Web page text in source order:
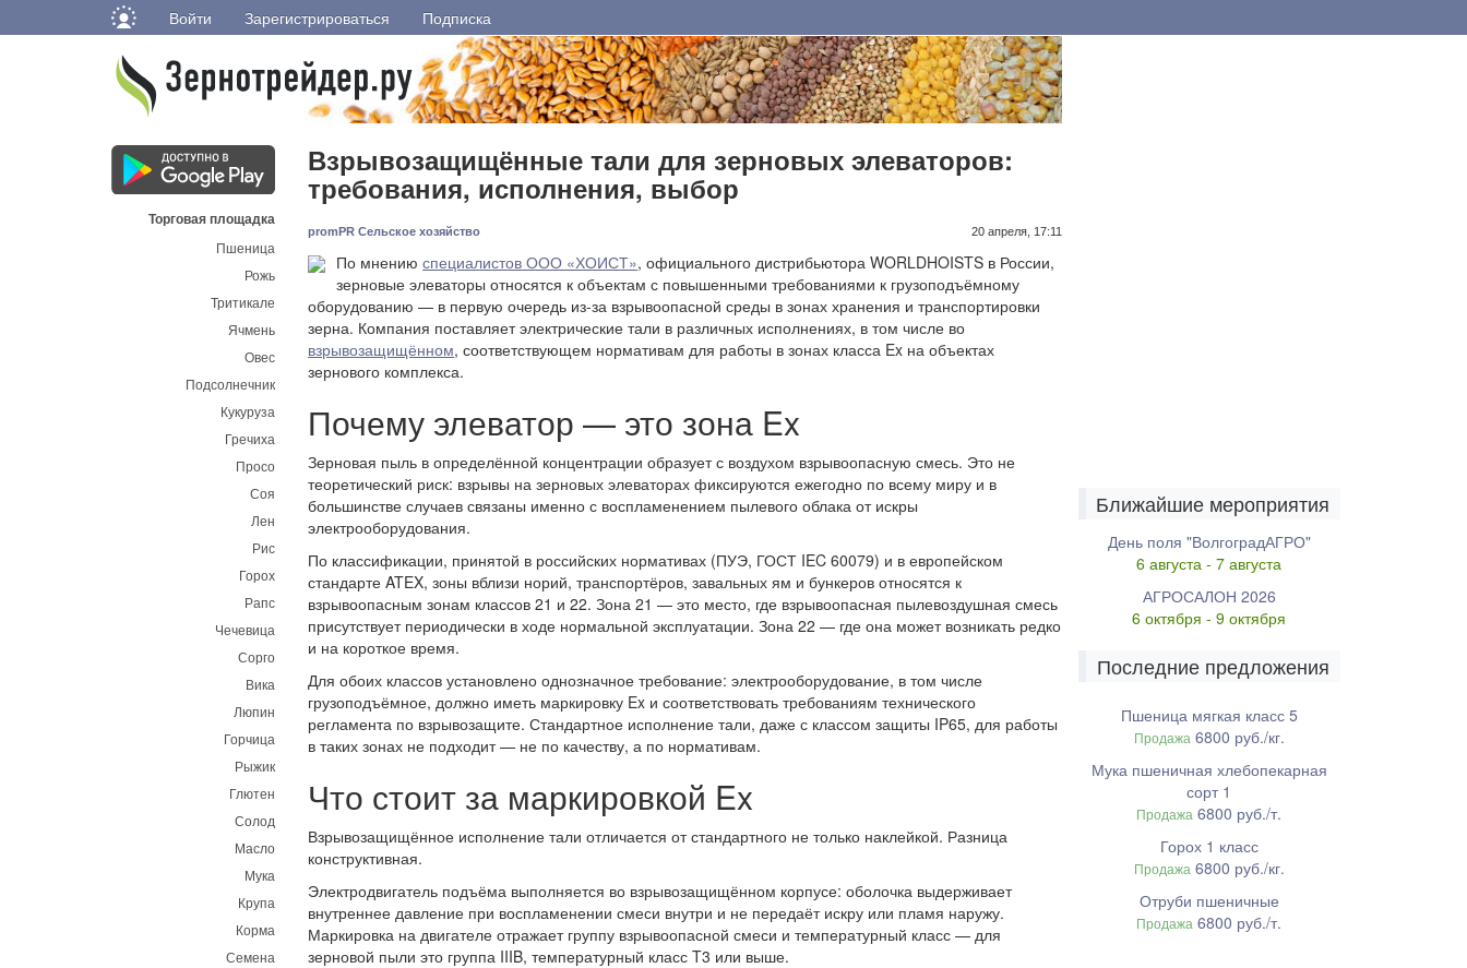
Войти Зарегистрироваться Подписка
Торговая площадка
Пшеница
Рожь
Тритикале
Ячмень
Овес
Подсолнечник
Кукуруза
Гречиха
Просо
Соя
Лен
Рис
Горох
Рапс
Чечевица
Сорго
Вика
Люпин
Горчица
Рыжик
Глютен
Солод
Масло
Мука
Крупа
Корма
Семена
Взрывозащищённые тали для зерновых элеваторов:
требования, исполнения, выбор
promPR Сельское хозяйство 20 апреля, 17:11
По мнениюспециалистов ООО «ХОИСТ», официального дистрибьютора WORLDHOISTS в России,
зерновые элеваторы относятся к объектам с повышенными требованиями к грузоподъёмному
оборудованию — в первую очередь из-за взрывоопасной среды в зонах хранения и транспортировки
зерна. Компания поставляет электрические тали в различных исполнениях, в том числе во
взрывозащищённом, соответствующем нормативам для работы в зонах класса Ex на объектах
зернового комплекса.
Почему элеватор — это зона Ex
Зерновая пыль в определённой концентрации образует с воздухом взрывоопасную смесь. Это не
теоретический риск: взрывы на зерновых элеваторах фиксируются ежегодно по всему миру и в
большинстве случаев связаны именно с воспламенением пылевого облака от искры
электрооборудования.
По классификации, принятой в российских нормативах (ПУЭ, ГОСТ IEC 60079) и в европейском
стандарте ATEX, зоны вблизи норий, транспортёров, завальных ям и бункеров относятся к
взрывоопасным зонам классов 21 и 22. Зона 21 — это место, где взрывоопасная пылевоздушная смесь
присутствует периодически в ходе нормальной эксплуатации. Зона 22 — где она может возникать редко
и на короткое время.
Для обоих классов установлено однозначное требование: электрооборудование, в том числе
грузоподъёмное, должно иметь маркировку Ex и соответствовать требованиям технического
регламента по взрывозащите. Стандартное исполнение тали, даже с классом защиты IP65, для работы
в таких зонах не подходит — не по качеству, а по нормативам.
Что стоит за маркировкой Ex
Взрывозащищённое исполнение тали отличается от стандартного не только наклейкой. Разница
конструктивная.
Электродвигатель подъёма выполняется во взрывозащищённом корпусе: оболочка выдерживает
внутреннее давление при воспламенении смеси внутри и не передаёт искру или пламя наружу.
Маркировка на двигателе отражает группу взрывоопасной смеси и температурный класс — для
зерновой пыли это группа IIIB, температурный класс T3 или выше.
Ближайшие мероприятия
День поля "ВолгоградАГРО"
6 августа - 7 августа
АГРОСАЛОН 2026
6 октября - 9 октября
Последние предложения
Пшеница мягкая класс 5
Продажа6800 руб./кг.
Мука пшеничная хлебопекарная
сорт 1
Продажа 6800 руб./т.
Горох 1 класс
Продажа6800 руб./кг.
Отруби пшеничные
Продажа 6800 руб./т.